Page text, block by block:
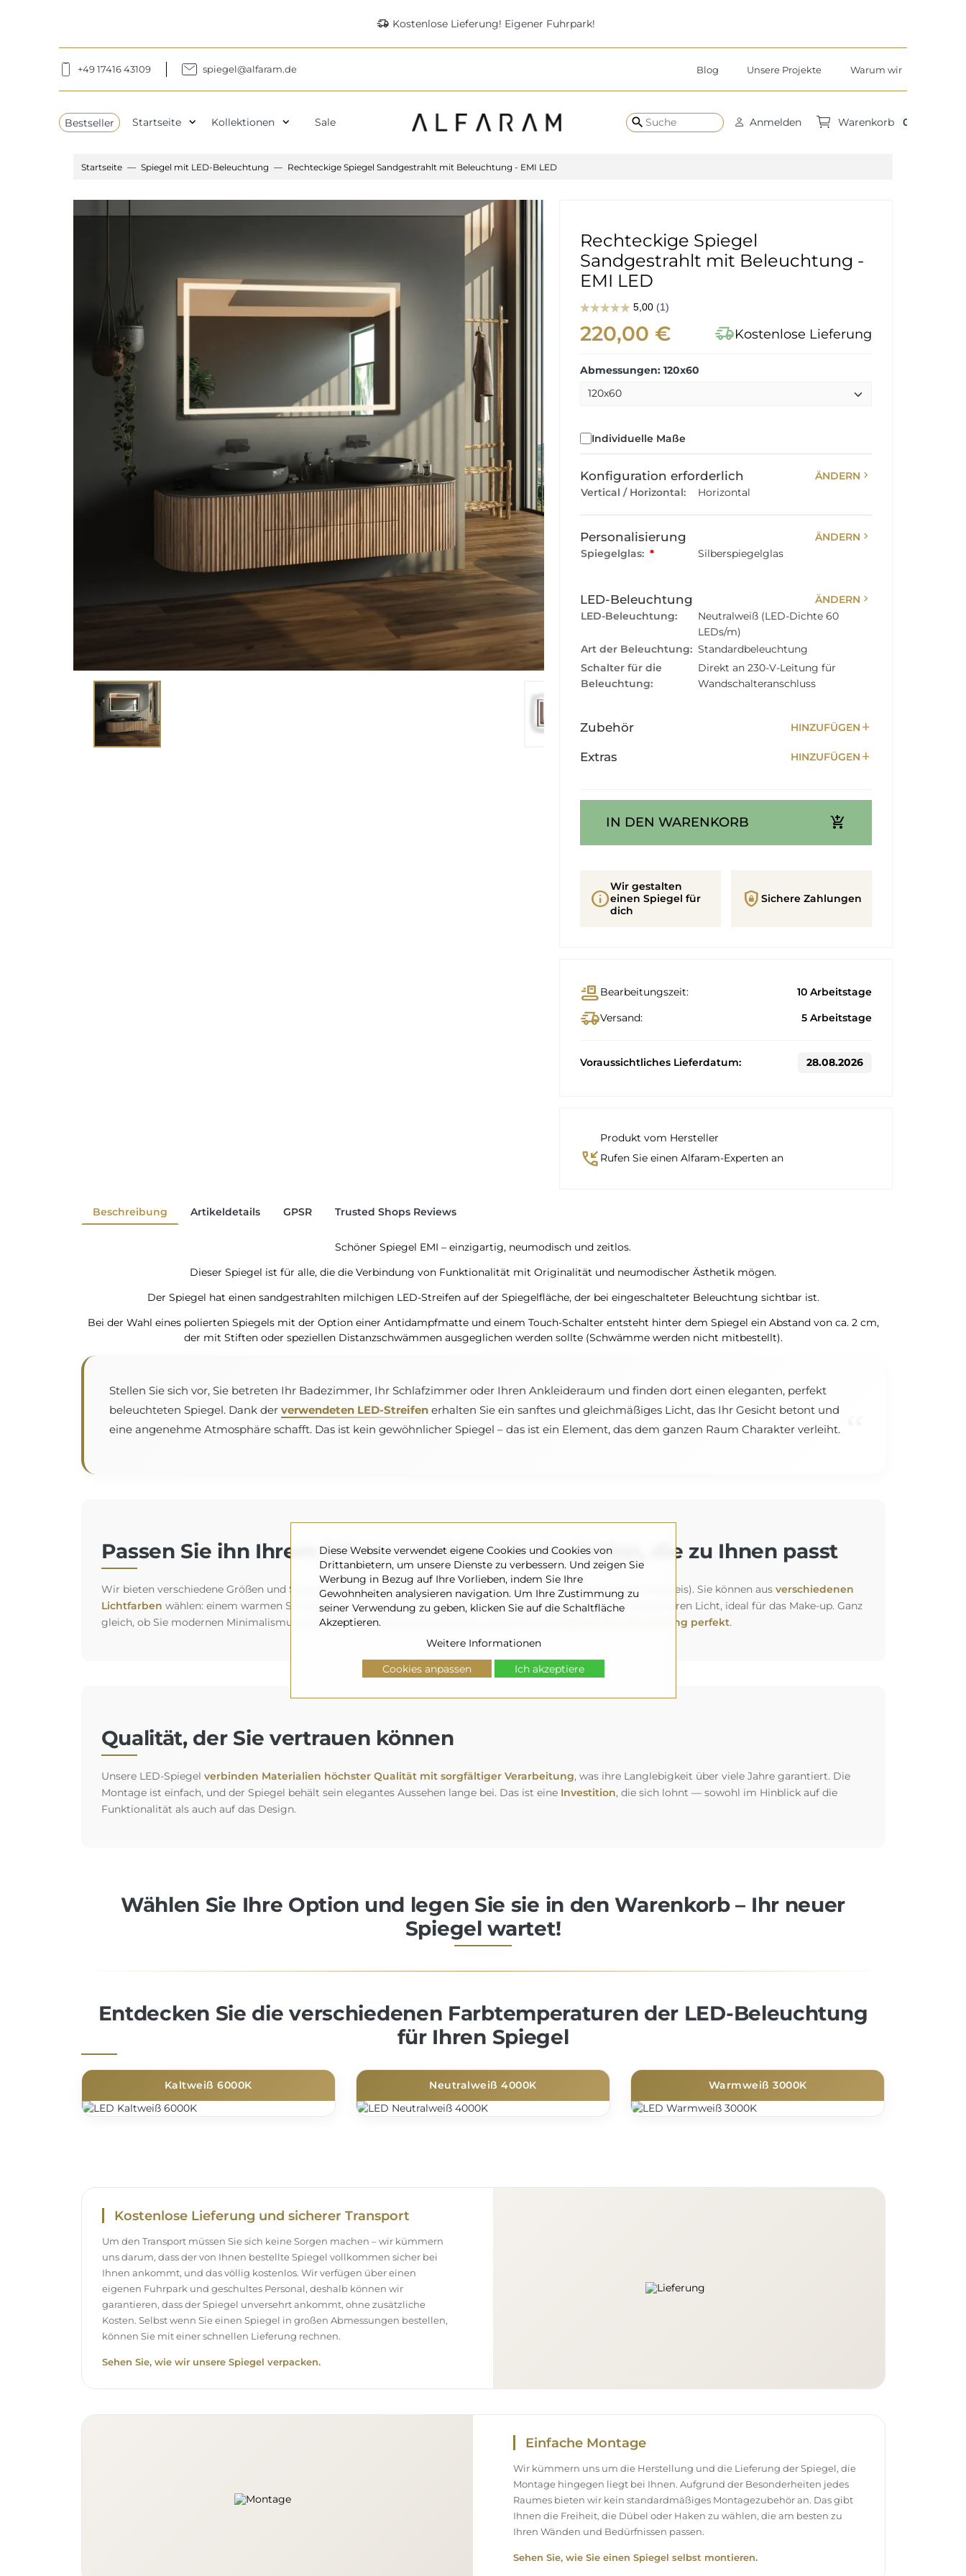
delivery_truck_speed Kostenlose Lieferung! Eigener Fuhrpark!
+49 17416 43109 spiegel@alfaram.de Blog Unsere Projekte Warum wir
Bestseller Startseite expand_more Kollektionen expand_more Sale search Anmelden Warenkorb 0
Startseite Spiegel mit LED-Beleuchtung Rechteckige Spiegel Sandgestrahlt mit Beleuchtung - EMI LED
Rechteckige Spiegel
Sandgestrahlt mit Beleuchtung -
EMI LED
220,00 € delivery_truck_speedKostenlose Lieferung
Abmessungen: 120x60
Individuelle Maße
Konfiguration erforderlich ÄNDERN chevron_right
Vertical / Horizontal: Horizontal
Personalisierung ÄNDERN chevron_right
Spiegelglas: * Silberspiegelglas
LED-Beleuchtung ÄNDERN chevron_right
LED-Beleuchtung:
Neutralweiß (LED-Dichte 60
LEDs/m)
Art der Beleuchtung: Standardbeleuchtung
Schalter für die
Beleuchtung:
Direkt an 230-V-Leitung für
Wandschalteranschluss
Zubehör HINZUFÜGEN add
Extras HINZUFÜGEN add
IN DEN WARENKORB add_shopping_cart
info
Wir gestalten
einen Spiegel für
dich
shield_lock Sichere Zahlungen
conveyor_beltBearbeitungszeit: 10 Arbeitstage
delivery_truck_speedVersand: 5 Arbeitstage
Voraussichtliches Lieferdatum: 28.08.2026
Produkt vom Hersteller
phone_callback Rufen Sie einen Alfaram-Experten an
Beschreibung Artikeldetails GPSR Trusted Shops Reviews
Schöner Spiegel EMI – einzigartig, neumodisch und zeitlos.
Dieser Spiegel ist für alle, die die Verbindung von Funktionalität mit Originalität und neumodischer Ästhetik mögen.
Der Spiegel hat einen sandgestrahlten milchigen LED-Streifen auf der Spiegelfläche, der bei eingeschalteter Beleuchtung sichtbar ist.
Bei der Wahl eines polierten Spiegels mit der Option einer Antidampfmatte und einem Touch-Schalter entsteht hinter dem Spiegel ein Abstand von ca. 2 cm,
der mit Stiften oder speziellen Distanzschwämmen ausgeglichen werden sollte (Schwämme werden nicht mitbestellt).
Stellen Sie sich vor, Sie betreten Ihr Badezimmer, Ihr Schlafzimmer oder Ihren Ankleideraum und finden dort einen eleganten, perfekt
beleuchteten Spiegel. Dank der verwendeten LED-Streifenerhalten Sie ein sanftes und gleichmäßiges Licht, das Ihr Gesicht betont und
eine angenehme Atmosphäre schafft. Das ist kein gewöhnlicher Spiegel – das ist ein Element, das dem ganzen Raum Charakter verleiht.
Passen Sie ihn Ihrem Stil an — wählen Sie die Option, die zu Ihnen passt
Wir bieten verschiedene Größen und Spiegeltypen, die sich perfekt in Ihr Zuhause einfügen (optional, gegen Aufpreis). Sie können aus verschiedenen
Lichtfarben wählen: einem warmen Schein für eine gemütliche Atmosphäre oder einem kräftigeren und intensiveren Licht, ideal für das Make-up. Ganz
gleich, ob Sie modernen Minimalismus oder klassische Eleganz bevorzugen, unser Spiegel
ergänzt Ihre Einrichtung perfekt.
Qualität, der Sie vertrauen können
Unsere LED-Spiegel verbinden Materialien höchster Qualität mit sorgfältiger Verarbeitung, was ihre Langlebigkeit über viele Jahre garantiert. Die
Montage ist einfach, und der Spiegel behält sein elegantes Aussehen lange bei. Das ist eine Investition, die sich lohnt — sowohl im Hinblick auf die
Funktionalität als auch auf das Design.
Wählen Sie Ihre Option und legen Sie sie in den Warenkorb – Ihr neuer
Spiegel wartet!
Entdecken Sie die verschiedenen Farbtemperaturen der LED-Beleuchtung
für Ihren Spiegel
Kaltweiß 6000K Neutralweiß 4000K Warmweiß 3000K
Kostenlose Lieferung und sicherer Transport
Um den Transport müssen Sie sich keine Sorgen machen – wir kümmern
uns darum, dass der von Ihnen bestellte Spiegel vollkommen sicher bei
Ihnen ankommt, und das völlig kostenlos. Wir verfügen über einen
eigenen Fuhrpark und geschultes Personal, deshalb können wir
garantieren, dass der Spiegel unversehrt ankommt, ohne zusätzliche
Kosten. Selbst wenn Sie einen Spiegel in großen Abmessungen bestellen,
können Sie mit einer schnellen Lieferung rechnen.
Sehen Sie, wie wir unsere Spiegel verpacken.
Einfache Montage
Wir kümmern uns um die Herstellung und die Lieferung der Spiegel, die
Montage hingegen liegt bei Ihnen. Aufgrund der Besonderheiten jedes
Raumes bieten wir kein standardmäßiges Montagezubehör an. Das gibt
Ihnen die Freiheit, die Dübel oder Haken zu wählen, die am besten zu
Ihren Wänden und Bedürfnissen passen.
Sehen Sie, wie Sie einen Spiegel selbst montieren.
Diese Website verwendet eigene Cookies und Cookies von
Drittanbietern, um unsere Dienste zu verbessern. Und zeigen Sie
Werbung in Bezug auf Ihre Vorlieben, indem Sie Ihre
Gewohnheiten analysieren navigation. Um Ihre Zustimmung zu
seiner Verwendung zu geben, klicken Sie auf die Schaltfläche
Akzeptieren.
Weitere Informationen
Cookies anpassen Ich akzeptiere